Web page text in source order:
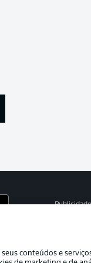
Publicidade
Marca
conteúdos e